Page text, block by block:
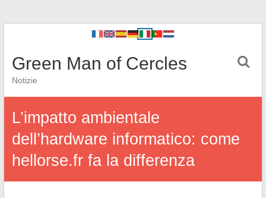
Green Man of Cercles
Notizie
L’impatto ambientale
dell’hardware informatico: come
hellorse.fr fa la differenza